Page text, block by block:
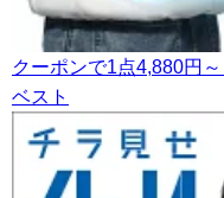
クーポンで1点4,880円
ベスト